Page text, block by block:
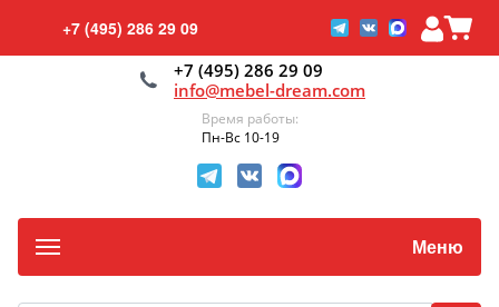
+7 (495) 286 29 09
+7 (495) 286 29 09
info@mebel-dream.com
Время работы:
Пн-Вс 10-19
Меню